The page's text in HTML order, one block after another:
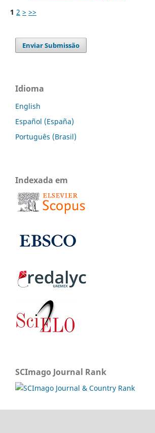
1 2 > >>
Enviar Submissão
Idioma
English
Español (España)
Português (Brasil)
Indexada em
SCImago Journal Rank